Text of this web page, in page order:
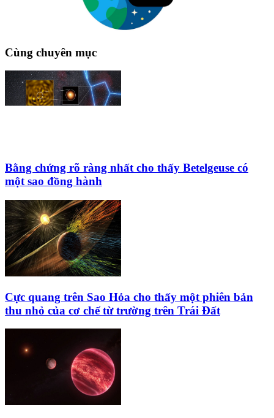
Cùng chuyên mục
Bằng chứng rõ ràng nhất cho thấy Betelgeuse có
một sao đồng hành
Cực quang trên Sao Hỏa cho thấy một phiên bản
thu nhỏ của cơ chế từ trường trên Trái Đất